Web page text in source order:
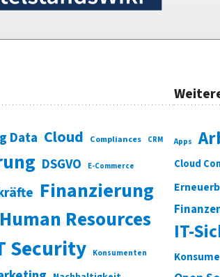
Data Cloud Compliances CRM
DSGVO E-Commerce
Finanzierung
Human Resources
Security Konsumenten
Apps
Cloud
IT-